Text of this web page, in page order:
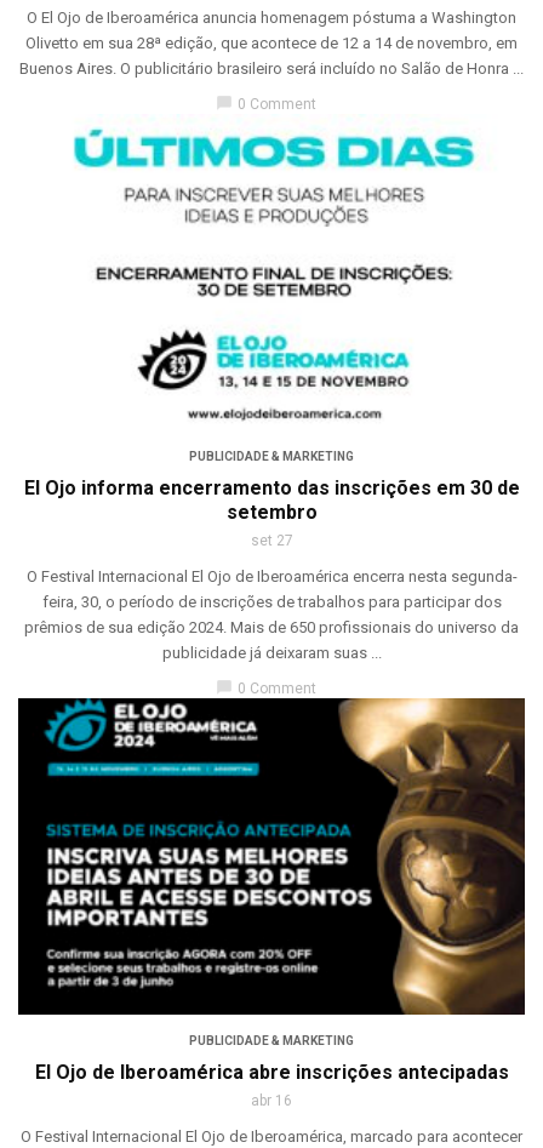
O El Ojo de Iberoamérica anuncia homenagem póstuma a Washington
Olivetto em sua 28ª edição, que acontece de 12 a 14 de novembro, em
Buenos Aires. O publicitário brasileiro será incluído no Salão de Honra ...
0 Comment
PUBLICIDADE & MARKETING
El Ojo informa encerramento das inscrições em 30 de
setembro
set 27
O Festival Internacional El Ojo de Iberoamérica encerra nesta segunda-
feira, 30, o período de inscrições de trabalhos para participar dos
prêmios de sua edição 2024. Mais de 650 profissionais do universo da
publicidade já deixaram suas ...
chat_bubble 0 Comment
PUBLICIDADE & MARKETING
El Ojo de Iberoamérica abre inscrições antecipadas
abr 16
O Festival Internacional El Ojo de Iberoamérica, marcado para acontecer